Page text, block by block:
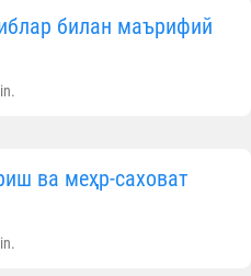
билан маърифий
ва меҳр-саховат